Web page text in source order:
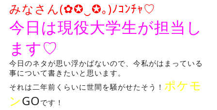
みなさん(✿✪‿✪｡)ﾉｺﾝﾁｬ♡
今日は現役大学生が担当し
ます♡
今日のネタが思い浮かばないので、今私がはまっている
事について書きたいと思います。
それは二年前くらいに世間を騒がせたそう！ ポケモ
ンGOです！